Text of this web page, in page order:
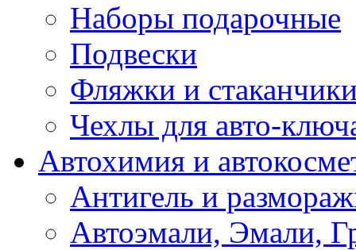
Наборы подарочные
Подвески
Фляжки и
Чехлы для авто-
Автохимия и
Антигель и
Автоэмали, Эмали,